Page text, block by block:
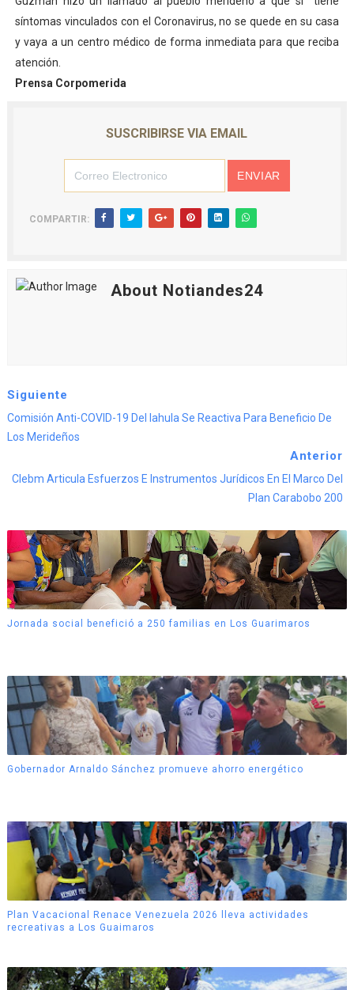
síntomas vinculados con el Coronavirus, no se quede en su casa
y vaya a un centro médico de forma inmediata para que reciba
atención.
Prensa Corpomerida
SUSCRIBIRSE VIA EMAIL
COMPARTIR:
About Notiandes24
Siguiente
Comisión Anti-COVID-19 Del Iahula Se Reactiva Para Beneficio De
Los Merideños
Anterior
Clebm Articula Esfuerzos E Instrumentos Jurídicos En El Marco Del
Plan Carabobo 200
Jornada social benefició a 250 familias en Los Guarimaros
Gobernador Arnaldo Sánchez promueve ahorro energético
Plan Vacacional Renace Venezuela 2026 lleva actividades
recreativas a Los Guaimaros